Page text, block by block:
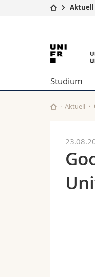
Studium
Campus
Aktuell
of
Studium
Aktuell